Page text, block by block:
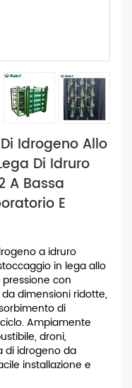
Idrogeno Allo
Di Idruro
A Bassa
E
a idruro
in lega allo
con
dimensioni ridotte,
di
Ampiamente
droni,
di idrogeno da
installazione e